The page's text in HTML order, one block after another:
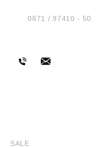
Tel.:0871 / 97410 - 50
SALE